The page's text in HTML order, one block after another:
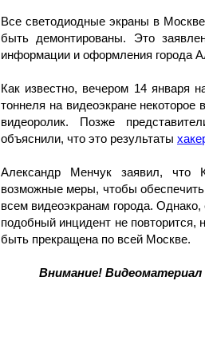
Все светодиодные экраны в
быть демонтированы. Это
информации и оформления города
Как известно, вечером 14 января
тоннеля на видеоэкране
видеоролик. Позже
объяснили, что это результаты
Александр Менчук заявил, что
возможные меры, чтобы
всем видеоэкранам города.
подобный инцидент не повторится,
быть прекращена по всей Москве.
Внимание!